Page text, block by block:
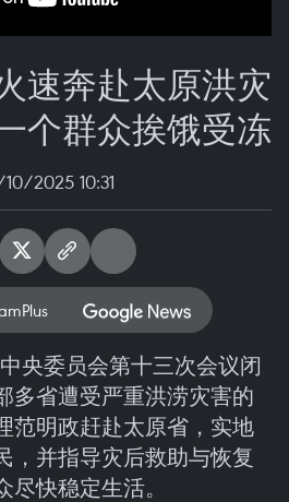
速奔赴太原洪灾
个群众挨饿受冻
2025 10:31
央委员会第十三次会议闭
多省遭受严重洪涝灾害的
范明政赶赴太原省，实地
，并指导灾后救助与恢复
快稳定生活。